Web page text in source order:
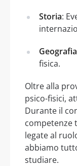
Storia:
Geografia
fisica.
Oltre alla
psico-fisici,
Durante il
competenze
legate al
abbiamo
studiare.